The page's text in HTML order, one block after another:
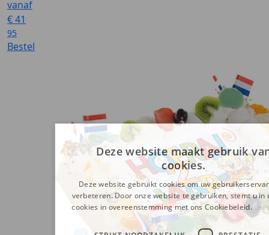
vanaf
€41
95
Bestel